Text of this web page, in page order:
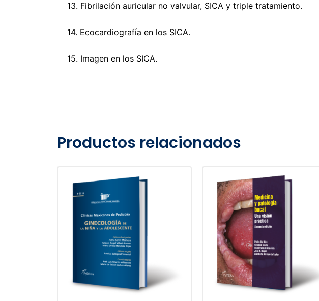
13. Fibrilación auricular no valvular, SICA y triple tratamiento.
14. Ecocardiografía en los SICA.
15. Imagen en los SICA.
Productos relacionados